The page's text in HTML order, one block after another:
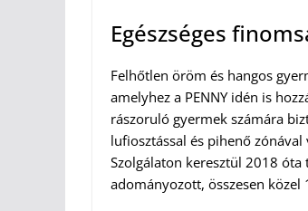
Egészséges
Felhőtlen öröm és hangos
amelyhez a PENNY idén is
rászoruló gyermek számára
lufiosztással és pihenő
Szolgálaton keresztül 2018
adományozott, összesen